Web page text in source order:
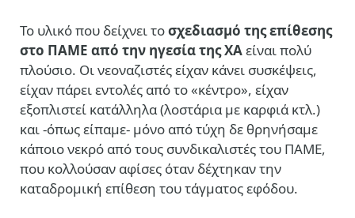
Το υλικό που δείχνει τοσχεδιασμό της επίθεσης
στο ΠΑΜΕ από την ηγεσία της ΧΑείναι πολύ
πλούσιο. Οι νεοναζιστές είχαν κάνει συσκέψεις,
είχαν πάρει εντολές από το «κέντρο», είχαν
εξοπλιστεί κατάλληλα (λοστάρια με καρφιά κτλ.)
και -όπως είπαμε- μόνο από τύχη δε θρηνήσαμε
κάποιο νεκρό από τους συνδικαλιστές του ΠΑΜΕ,
που κολλούσαν αφίσες όταν δέχτηκαν την
καταδρομική επίθεση του τάγματος εφόδου.